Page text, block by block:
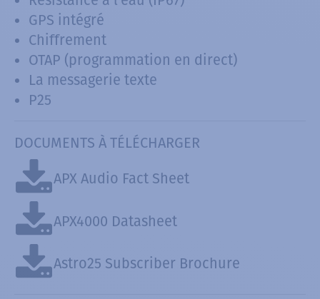
GPS intégré
Chiffrement
OTAP (programmation en direct)
La messagerie texte
P25
DOCUMENTS À TÉLÉCHARGER
APX Audio Fact Sheet
APX4000 Datasheet
Astro25 Subscriber Brochure